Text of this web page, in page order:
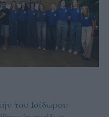
του Ισίδωρου